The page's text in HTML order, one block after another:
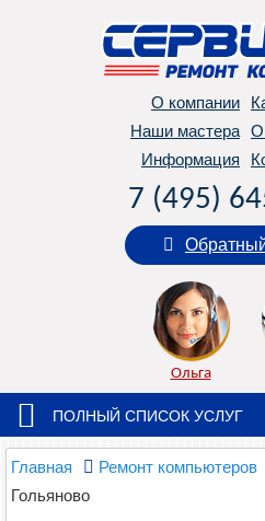
О компании
Наши мастера
Информация
7 (495)
Ольга
ПОЛНЫЙ СПИСОК УСЛУГ
Главная Ремонт компьютеров
Гольяново